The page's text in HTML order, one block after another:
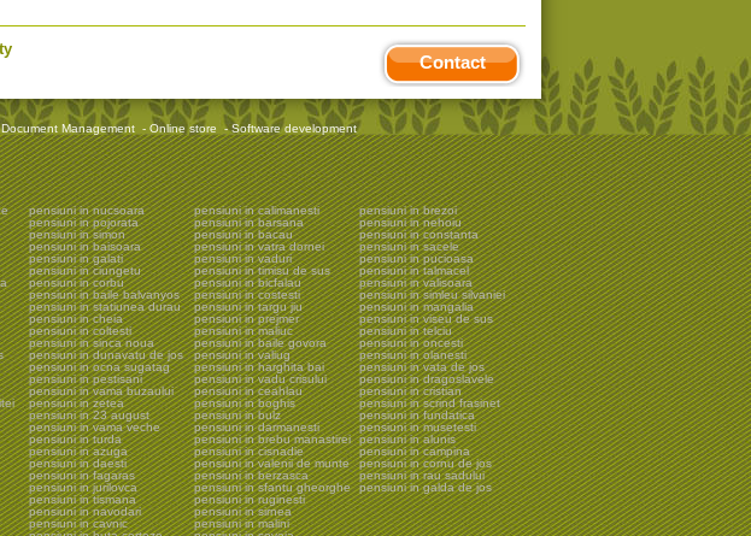
Contact
Document Management - Online store -Software development
pensiuni in nucsoara
pensiuni in pojorata
pensiuni in simon
pensiuni in baisoara
pensiuni in galati
pensiuni in ciungetu
pensiuni in corbu
pensiuni in baile balvanyos
pensiuni in statiunea durau
pensiuni in cheia
pensiuni in coltesti
pensiuni in sinca noua
pensiuni in dunavatu de jos
pensiuni in ocna sugatag
pensiuni in pestisani
pensiuni in vama buzaului
pensiuni in zetea
pensiuni in 23 august
pensiuni in vama veche
pensiuni in turda
pensiuni in azuga
pensiuni in daesti
pensiuni in fagaras
pensiuni in jurilovca
pensiuni in tismana
pensiuni in navodari
pensiuni in cavnic
pensiuni in calimanesti
pensiuni in barsana
pensiuni in bacau
pensiuni in vatra dornei
pensiuni in vaduri
pensiuni in timisu de sus
pensiuni in bicfalau
pensiuni in costesti
pensiuni in targu jiu
pensiuni in prejmer
pensiuni in maliuc
pensiuni in baile govora
pensiuni in valiug
pensiuni in harghita bai
pensiuni in vadu crisului
pensiuni in ceahlau
pensiuni in boghis
pensiuni in bulz
pensiuni in darmanesti
pensiuni in brebu manastirei
pensiuni in cisnadie
pensiuni in valenii de munte
pensiuni in berzasca
pensiuni in sfantu gheorghe
pensiuni in ruginesti
pensiuni in sirnea
pensiuni in malini
pensiuni in brezoi
pensiuni in nehoiu
pensiuni in constanta
pensiuni in sacele
pensiuni in pucioasa
pensiuni in talmacel
pensiuni in valisoara
pensiuni in simleu silvaniei
pensiuni in mangalia
pensiuni in viseu de sus
pensiuni in telciu
pensiuni in oncesti
pensiuni in olanesti
pensiuni in vata de jos
pensiuni in dragoslavele
pensiuni in cristian
pensiuni in scrind frasinet
pensiuni in fundatica
pensiuni in musetesti
pensiuni in alunis
pensiuni in campina
pensiuni in cornu de jos
pensiuni in rau sadului
pensiuni in galda de jos